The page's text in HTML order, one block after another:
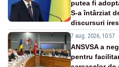
putea fi
S-a întârziat
discursuri
7 aug. 2026, 10:57
ANSVSA a
pentru